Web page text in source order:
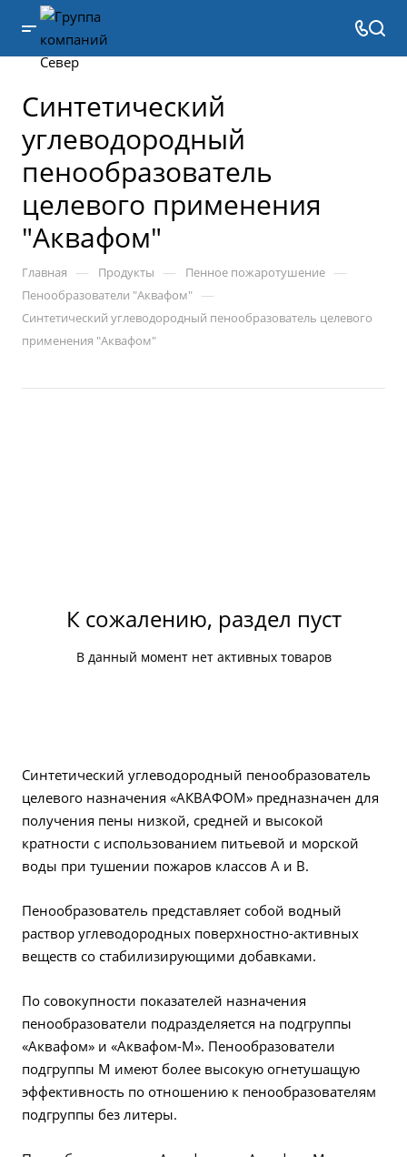
Синтетический
углеводородный
пенообразователь
целевого применения
"Аквафом"
Главная — Продукты — Пенное пожаротушение —
Пенообразователи "Аквафом" —
Синтетический углеводородный пенообразователь целевого
применения "Аквафом"
К сожалению, раздел пуст
В данный момент нет активных товаров
Синтетический углеводородный пенообразователь
целевого назначения «АКВАФОМ» предназначен для
получения пены низкой, средней и высокой
кратности с использованием питьевой и морской
воды при тушении пожаров классов А и В.
Пенообразователь представляет собой водный
раствор углеводородных поверхностно-активных
веществ со стабилизирующими добавками.
По совокупности показателей назначения
пенообразователи подразделяется на подгруппы
«Аквафом» и «Аквафом-М». Пенообразователи
подгруппы М имеют более высокую огнетушащую
эффективность по отношению к пенообразователям
подгруппы без литеры.